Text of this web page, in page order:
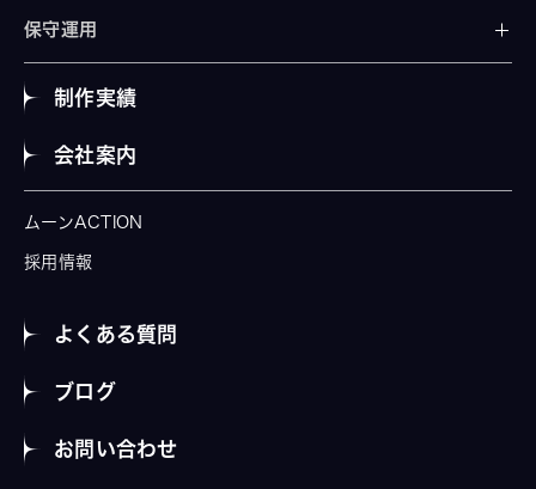
保守運用
制作実績
会社案内
ムーンACTION
採用情報
よくある質問
ブログ
お問い合わせ